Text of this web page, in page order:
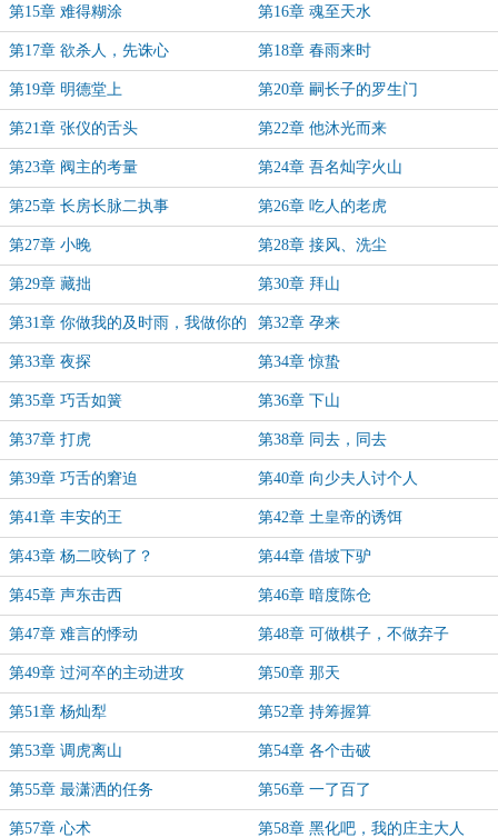
第15章 难得糊涂 第16章 魂至天水
第17章 欲杀人，先诛心 第18章 春雨来时
第19章 明德堂上 第20章 嗣长子的罗生门
第21章 张仪的舌头 第22章 他沐光而来
第23章 阀主的考量 第24章 吾名灿字火山
第25章 长房长脉二执事 第26章 吃人的老虎
第27章 小晚 第28章 接风、洗尘
第29章 藏拙 第30章 拜山
第31章 你做我的及时雨，我做你的
长晴天
第32章 孕来
第33章 夜探 第34章 惊蛰
第35章 巧舌如簧 第36章 下山
第37章 打虎 第38章 同去，同去
第39章 巧舌的窘迫 第40章 向少夫人讨个人
第41章 丰安的王 第42章 土皇帝的诱饵
第43章 杨二咬钩了？ 第44章 借坡下驴
第45章 声东击西 第46章 暗度陈仓
第47章 难言的悸动 第48章 可做棋子，不做弃子
第49章 过河卒的主动进攻 第50章 那天
第51章 杨灿犁 第52章 持筹握算
第53章 调虎离山 第54章 各个击破
第55章 最潇洒的任务 第56章 一了百了
第57章 心术 第58章 黑化吧，我的庄主大人